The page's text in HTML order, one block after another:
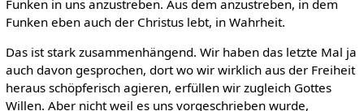
Funken in uns anzustreben. Aus dem anzustreben, in dem
Funken eben auch der Christus lebt, in Wahrheit.
Das ist stark zusammenhängend. Wir haben das letzte Mal ja
auch davon gesprochen, dort wo wir wirklich aus der Freiheit
heraus schöpferisch agieren, erfüllen wir zugleich Gottes
Willen. Aber nicht weil es uns vorgeschrieben wurde,